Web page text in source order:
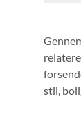
stil,